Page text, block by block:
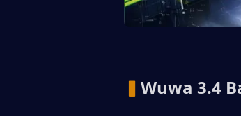
▍ Wuwa 3.4